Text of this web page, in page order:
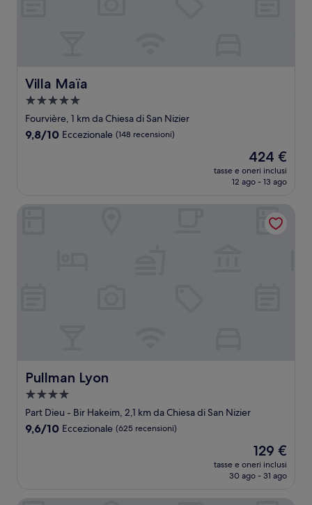
Villa Maïa
Villa Maïa
Struttura
a
5.0
Fourvière, 1 km da Chiesa di San Nizier
9.8
9,8/10 Eccezionale (148 recensioni)
Il
prezzo
attuale
424 €
424 €
tasse e oneri inclusi
12 ago - 13 ago
Pullman Lyon
Pullman Lyon
Struttura
a
4.0
Part Dieu - Bir Hakeim, 2,1 km da Chiesa di San Nizier
9.6
9,6/10 Eccezionale (625 recensioni)
Il
prezzo
attuale
129 €
129 €
tasse e oneri inclusi
30 ago - 31 ago